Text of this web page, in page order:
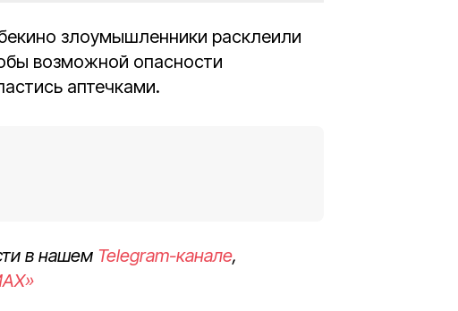
злоумышленники расклеили
возможной опасности
аптечками.
в нашем Telegram-канале,